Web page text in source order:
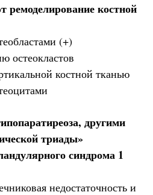
ремоделирование костной
(+)
остеокластов
костной тканью
другими
триады»
синдрома 1
недостаточность и